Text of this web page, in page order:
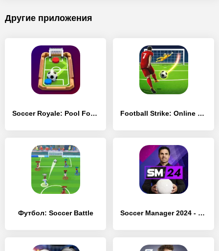
Другие приложения
Soccer Royale: Pool Football Football Strike: Online Soccer
Футбол: Soccer Battle Soccer Manager 2024 - Футбол